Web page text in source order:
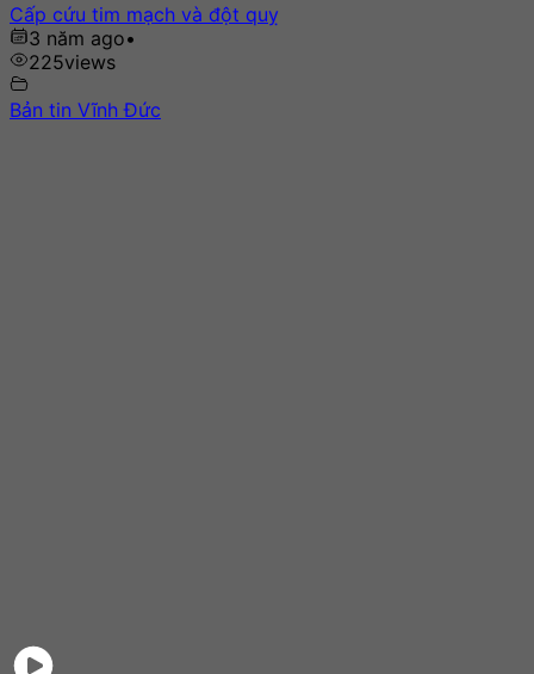
Cấp cứu tim mạch và đột quỵ
3 năm ago•
225views
Bản tin Vĩnh Đức